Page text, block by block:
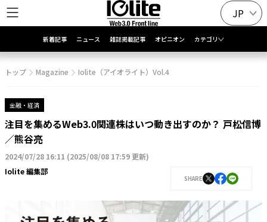
JP
新着記事 ニュース 雑誌掲載記事 オピニオン カテゴリ
トップ Magazine Iolite（アイオライト）Vol.4
金融・経済
注目を集めるWeb3.0関連株はいつ動き出すのか？ 戸松信博
／熊谷亮
2024/07/28 16:11 (2025/08/08 17:59 更新)
Iolite 編集部
SHARE